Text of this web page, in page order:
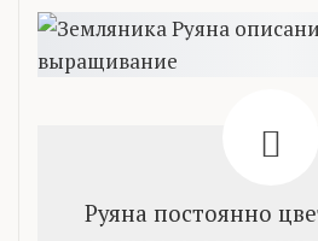
Руяна постоянно